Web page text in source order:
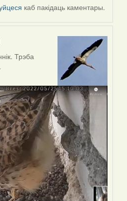
каб пакідаць каментары.
Трэба